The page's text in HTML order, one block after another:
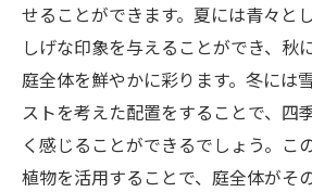
せることができます。夏には青々と
しげな印象を与えることができ、秋
庭全体を鮮やかに彩ります。冬には
ストを考えた配置をすることで、四
く感じることができるでしょう。こ
植物を活用することで、庭全体がそ